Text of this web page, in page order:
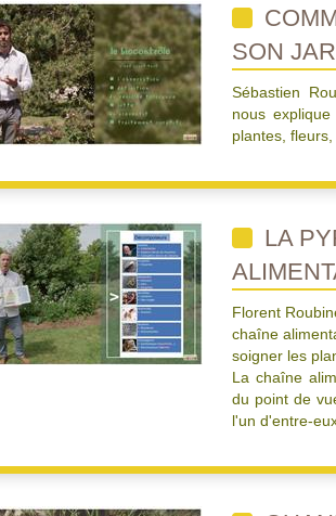
SON
Sébastien
nous
plantes,
LA
Florent
chaîne
soigner les
La chaîne
du point de
l'un d'entre-